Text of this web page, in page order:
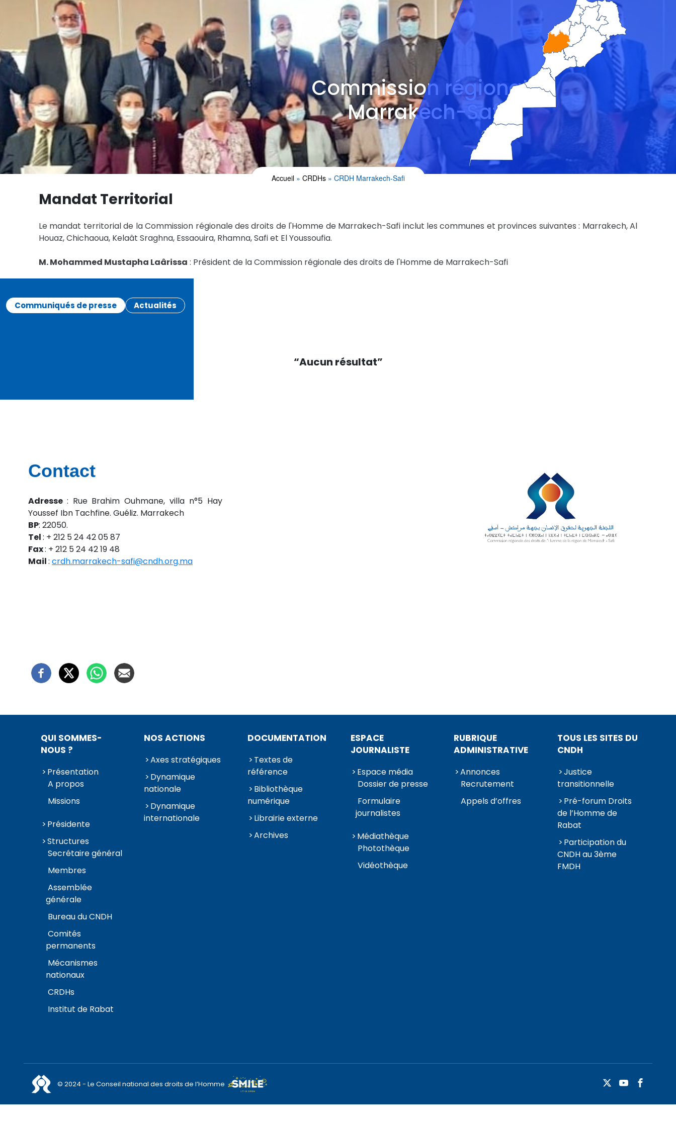
Commission régionale
Marrakech-Safi
Accueil CRDHs CRDH Marrakech-Safi
Mandat Territorial
Le mandat territorial de la Commission régionale des droits de l'Homme de Marrakech-Safi inclut les communes et provinces suivantes : Marrakech, Al
Houaz, Chichaoua, Kelaât Sraghna, Essaouira, Rhamna, Safi et El Youssoufia.
M. Mohammed Mustapha Laârissa : Président de la Commission régionale des droits de l'Homme de Marrakech-Safi
Communiqués de presse Actualités
“Aucun résultat”
Contact
Adresse : Rue Brahim Ouhmane, villa n°5 Hay
Youssef Ibn Tachfine. Guéliz. Marrakech
BP: 22050.
Tel: + 212 5 24 42 05 87
Fax: + 212 5 24 42 19 48
Mail: crdh.marrakech-safi@cndh.org.ma
QUI SOMMES-
NOUS ?
Présentation
A propos
Missions
Présidente
Structures
Secrétaire général
Membres
Assemblée
générale
Bureau du CNDH
Comités
permanents
Mécanismes
nationaux
CRDHs
Institut de Rabat
NOS ACTIONS
Axes stratégiques
Dynamique
nationale
Dynamique
internationale
DOCUMENTATION
Textes de
référence
Bibliothèque
numérique
Librairie externe
Archives
ESPACE
JOURNALISTE
Espace média
Dossier de presse
Formulaire
journalistes
Médiathèque
Photothèque
Vidéothèque
RUBRIQUE
ADMINISTRATIVE
Annonces
Recrutement
Appels d’offres
TOUS LES SITES DU
CNDH
Justice
transitionnelle
Pré-forum Droits
de l’Homme de
Rabat
Participation du
CNDH au 3ème
FMDH
© 2024 - Le Conseil national des droits de l’Homme